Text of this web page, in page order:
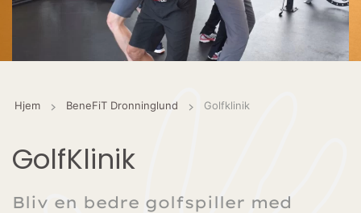
Hjem BeneFiT Dronninglund Golfklinik
GolfKlinik
Bliv en bedre golfspiller med